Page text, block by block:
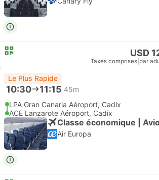
USD
Taxes comprises par
Le Plus Rapide
10:30 11:15 45m
LPA Gran Canaria Aéroport, Cadix
ACE Lanzarote Aéroport, Cadix
Classe économique |
Air Europa